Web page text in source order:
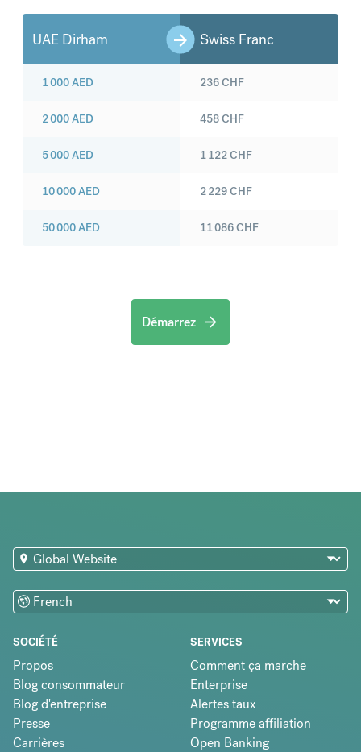
UAE Dirham Swiss Franc
1 000AED
2 000AED
5 000AED
10 000AED
50 000AED
236CHF
458CHF
1 122CHF
2 229CHF
11 086CHF
Démarrez
SOCIÉTÉ
Propos
Blog consommateur
Blog d'entreprise
Presse
Carrières
SERVICES
Comment ça marche
Enterprise
Alertes taux
Programme affiliation
Open Banking